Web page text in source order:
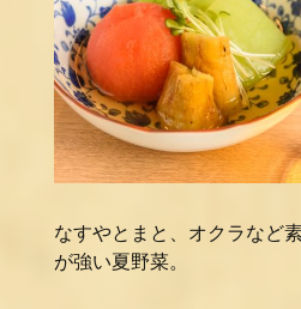
なすやとまと、オクラなど
が強い夏野菜。